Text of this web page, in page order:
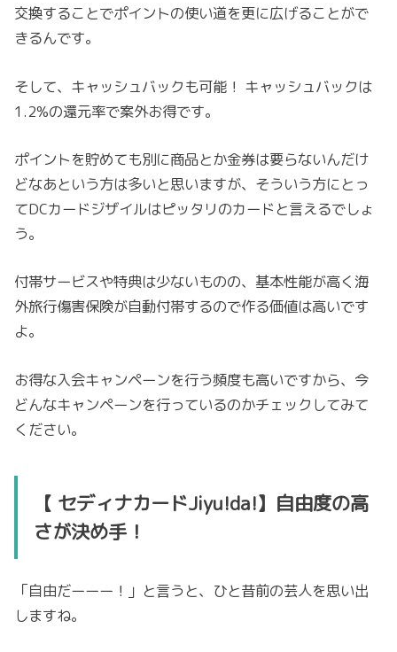
交換することでポイントの使い道を更に広げることがで
きるんです。
そして、キャッシュバックも可能！ キャッシュバックは
1.2%の還元率で案外お得です。
ポイントを貯めても別に商品とか金券は要らないんだけ
どなあという方は多いと思いますが、そういう方にとっ
てDCカードジザイルはピッタリのカードと言えるでしょ
う。
付帯サービスや特典は少ないものの、基本性能が高く海
外旅行傷害保険が自動付帯するので作る価値は高いです
よ。
お得な入会キャンペーンを行う頻度も高いですから、今
どんなキャンペーンを行っているのかチェックしてみて
ください。
【 セディナカードJiyu!da!】自由度の高
さが決め手！
「自由だーーー！」と言うと、ひと昔前の芸人を思い出
しますね。